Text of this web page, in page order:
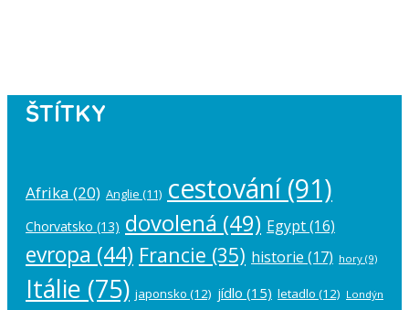
ŠTÍTKY
Afrika (20) Anglie (11) cestování(91)
Chorvatsko (13) dovolená (49) Egypt(16)
evropa (44) Francie (35) historie (17) hory (9)
Itálie (75) japonsko (12) jídlo (15) letadlo (12) Londýn